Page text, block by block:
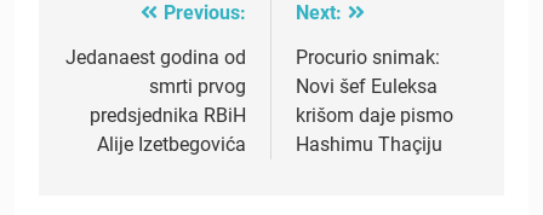
navigation
Previous:
Jedanaest godina od
smrti prvog
predsjednika RBiH
Alije Izetbegovića
Next:
Procurio snimak:
Novi šef Euleksa
krišom daje pismo
Hashimu Thaçiju